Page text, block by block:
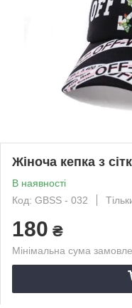
Жіноча кепка з
В наявності
Код: GBSS - 032
180 ₴
Мінімальна сума